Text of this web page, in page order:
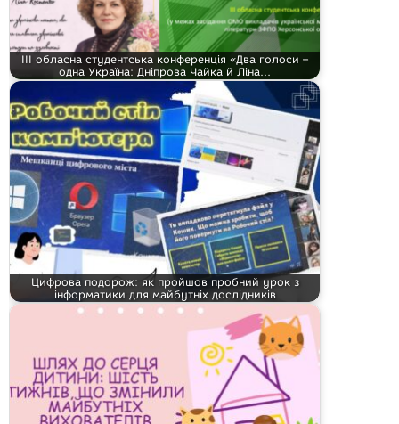
ІІІ обласна студентська конференція «Два голоси –
одна Україна: Дніпрова Чайка й Ліна…
Цифрова подорож: як пройшов пробний урок з
інформатики для майбутніх дослідників